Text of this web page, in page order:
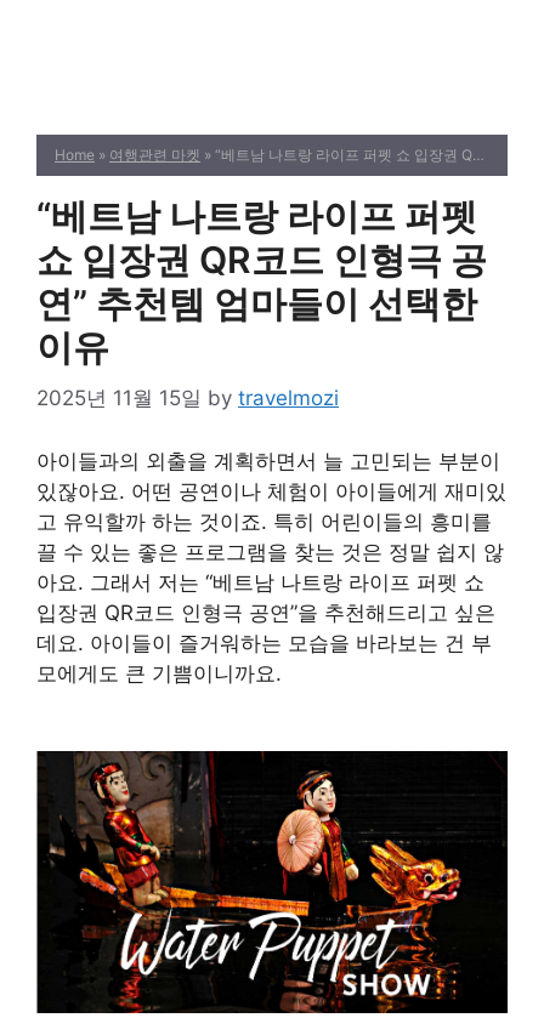
Home » 여행관련 마켓 » “베트남 나트랑 라이프 퍼펫 쇼 입장권 QR코드 인형극 공연” 추천템 엄마들이 선택한 이유
“베트남 나트랑 라이프 퍼펫
쇼 입장권 QR코드 인형극 공
연” 추천템 엄마들이 선택한
이유
2025년 11월 15일 by travelmozi
아이들과의 외출을 계획하면서 늘 고민되는 부분이
있잖아요. 어떤 공연이나 체험이 아이들에게 재미있
고 유익할까 하는 것이죠. 특히 어린이들의 흥미를
끌 수 있는 좋은 프로그램을 찾는 것은 정말 쉽지 않
아요. 그래서 저는 “베트남 나트랑 라이프 퍼펫 쇼
입장권 QR코드 인형극 공연”을 추천해드리고 싶은
데요. 아이들이 즐거워하는 모습을 바라보는 건 부
모에게도 큰 기쁨이니까요.